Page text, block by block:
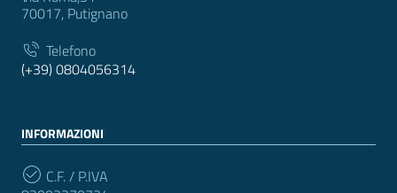
70017, Putignano
Telefono
(+39) 0804056314
INFORMAZIONI
C.F. / P.IVA